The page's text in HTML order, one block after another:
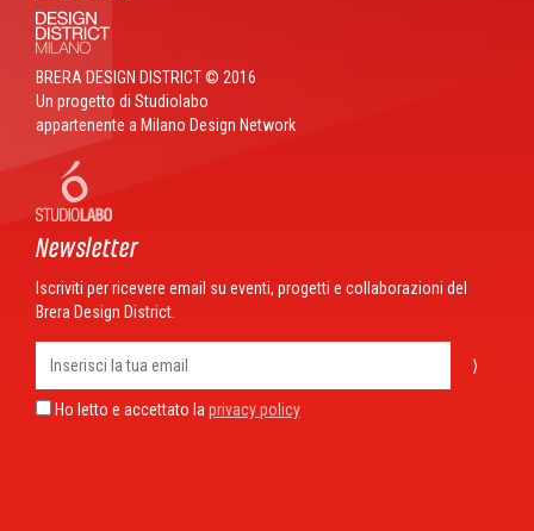
BRERA DESIGN DISTRICT © 2016
Un progetto di Studiolabo
appartenente a Milano Design Network
Newsletter
Iscriviti per ricevere email su eventi, progetti e collaborazioni del
Brera Design District.
⟩
Ho letto e accettato la privacy policy